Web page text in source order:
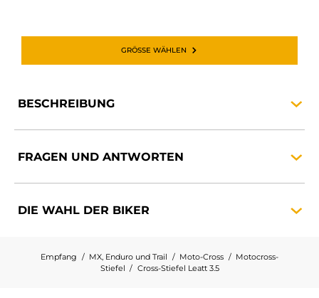
GRÖSSE WÄHLEN
BESCHREIBUNG
FRAGEN UND ANTWORTEN
DIE WAHL DER BIKER
Empfang MX, Enduro und Trail Moto-Cross
Motocross-
Stiefel
Cross-Stiefel Leatt 3.5